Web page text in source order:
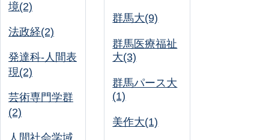
境(2)
法政経(2)
発達科-人間表
現(2)
芸術専門学群
(2)
人間社会学域
群馬大(9)
群馬医療福祉
大(3)
群馬パース大
(1)
美作大(1)